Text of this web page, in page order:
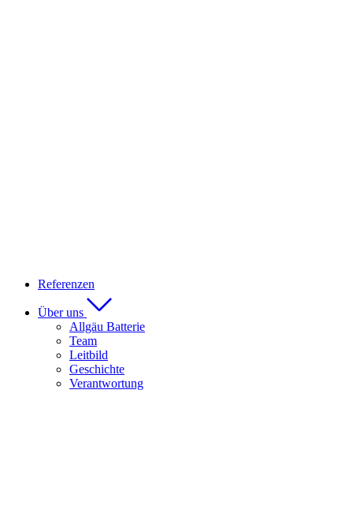
Referenzen
Über uns
Allgäu Batterie
Team
Leitbild
Geschichte
Verantwortung